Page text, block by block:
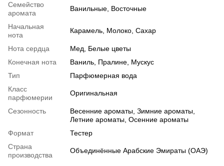
Семейство
аромата
Ванильные, Восточные
Начальная
нота
Карамель, Молоко, Сахар
Нота сердца
Мед, Белые цветы
Конечная нота
Ваниль, Пралине, Мускус
Тип
Парфюмерная вода
Класс
парфюмерии
Оригинальная
Сезонность
Весенние ароматы, Зимние ароматы,
Летние ароматы, Осенние ароматы
Формат
Тестер
Страна
производства
Объединённые Арабские Эмираты (ОАЭ)